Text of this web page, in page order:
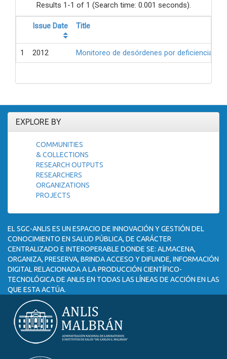
Results 1-1 of 1 (Search time: 0.001 seconds).
Issue Date Title
1 2012 Monitoreo de desórdenes por deficiencia
EXPLORE BY
COMMUNITIES
& COLLECTIONS
RESEARCH OUTPUTS
RESEARCHERS
ORGANIZATIONS
PROJECTS
EL SGC-ANLIS ES UN ESPACIO DE INNOVACIÓN Y GESTIÓN DEL
CONOCIMIENTO EN SALUD PÚBLICA, DE CARÁCTER
CENTRALIZADO E INTEROPERABLE DONDE SE: ALMACENA,
ORGANIZA, PRESERVA, BRINDA ACCESO Y DIFUNDE, INFORMACIÓN
DIGITAL RELACIONADA A LA PRODUCCIÓN CIENTÍFICO-
TECNOLÓGICA DE ANLIS EN TODAS LAS LÍNEAS DE ACCIÓN EN LAS
QUE ESTA ACTÚA.